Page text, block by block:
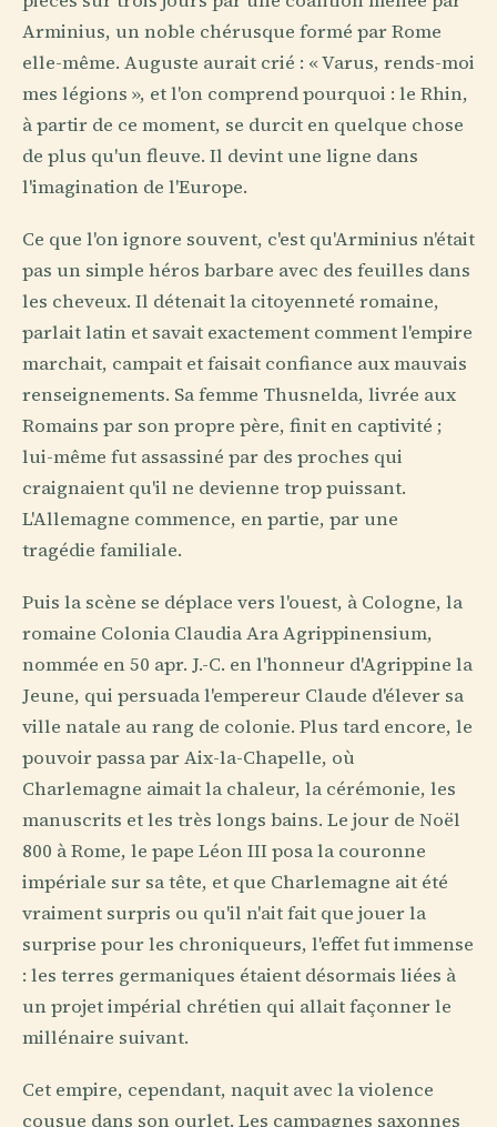
Arminius, un noble chérusque formé par Rome
elle-même. Auguste aurait crié : « Varus, rends-moi
mes légions », et l'on comprend pourquoi : le Rhin,
à partir de ce moment, se durcit en quelque chose
de plus qu'un fleuve. Il devint une ligne dans
l'imagination de l'Europe.
Ce que l'on ignore souvent, c'est qu'Arminius n'était
pas un simple héros barbare avec des feuilles dans
les cheveux. Il détenait la citoyenneté romaine,
parlait latin et savait exactement comment l'empire
marchait, campait et faisait confiance aux mauvais
renseignements. Sa femme Thusnelda, livrée aux
Romains par son propre père, finit en captivité ;
lui-même fut assassiné par des proches qui
craignaient qu'il ne devienne trop puissant.
L'Allemagne commence, en partie, par une
tragédie familiale.
Puis la scène se déplace vers l'ouest, à Cologne, la
romaine Colonia Claudia Ara Agrippinensium,
nommée en 50 apr. J.-C. en l'honneur d'Agrippine la
Jeune, qui persuada l'empereur Claude d'élever sa
ville natale au rang de colonie. Plus tard encore, le
pouvoir passa par Aix-la-Chapelle, où
Charlemagne aimait la chaleur, la cérémonie, les
manuscrits et les très longs bains. Le jour de Noël
800 à Rome, le pape Léon III posa la couronne
impériale sur sa tête, et que Charlemagne ait été
vraiment surpris ou qu'il n'ait fait que jouer la
surprise pour les chroniqueurs, l'effet fut immense
: les terres germaniques étaient désormais liées à
un projet impérial chrétien qui allait façonner le
millénaire suivant.
Cet empire, cependant, naquit avec la violence
cousue dans son ourlet. Les campagnes saxonnes